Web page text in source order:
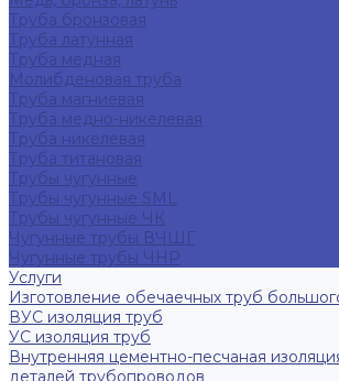
Труба бронзовая
Труба латунная
Труба медная
Молибденовая труба
Труба магниевая
Труба медно-никелевая
Труба никелевая
Труба титановая
Трубы чугунные
Трубы чугунные SML
Трубы чугунные ЧК
Чугунные трубы ВЧШГ
Чугунные трубы ЧНР
Услуги
Изготовление обечаечных труб
ВУС изоляция труб
УС изоляция труб
Внутренняя цементно-песчаная
деталей трубопроводов